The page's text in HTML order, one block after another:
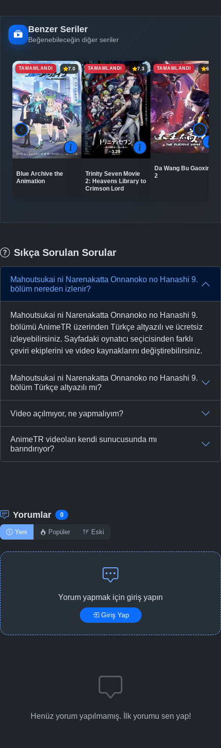
Benzer Seriler
Beğenebileceğin diğer seriler
TAMAMLANDI 7.0
Blue Archive the
Animation
TAMAMLANDI 7.3
Trinity Seven Movie
2: Heavens Library to
Crimson Lord
TAMAMLANDI 6.7
Da Wang Bu Gaoxing
2
Sıkça Sorulan Sorular
Mahoutsukai ni Narenakatta Onnanoko no Hanashi 9.
bölüm nereden izlenir?
Mahoutsukai ni Narenakatta Onnanoko no Hanashi 9.
bölümü AnimeTR üzerinden Türkçe altyazılı ve ücretsiz
izleyebilirsiniz. Sayfadaki oynatıcı seçicisinden farklı
çeviri ekiplerini ve video kaynaklarını değiştirebilirsiniz.
Mahoutsukai ni Narenakatta Onnanoko no Hanashi 9.
bölüm Türkçe altyazılı mı?
Video açılmıyor, ne yapmalıyım?
AnimeTR videoları kendi sunucusunda mı
barındırıyor?
Yorumlar 0
Yeni Popüler Eski
Yorum yapmak için giriş yapın
Giriş Yap
Henüz yorum yapılmamış. İlk yorumu sen yap!